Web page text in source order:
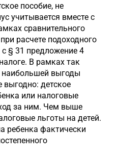
пособие, не
учитывается вместе с
сравнительного
расчете подоходного
с § 31 предложение 4
В рамках так
выгоды
выгодно: детское
или налоговые
за ним. Чем выше
льготы на детей.
ребенка фактически